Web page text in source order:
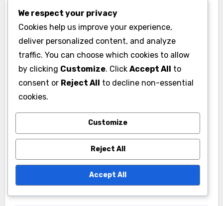
período más largo para distinguir entre el
progreso genuino y las fluctuaciones a corto
plazo.
Utiliza promedios móviles o gráficos de
rendimiento para visualizar tendencias a lo largo
del tiempo. Esto ayudará a identificar patrones
consistentes y a hacer juicios informados sobre
We respect your privacy
Cookies help us improve your experience,
deliver personalized content, and analyze
traffic. You can choose which cookies to allow
by clicking Customize. Click Accept All to
consent or Reject All to decline non-essential
cookies.
Customize
Reject All
Accept All